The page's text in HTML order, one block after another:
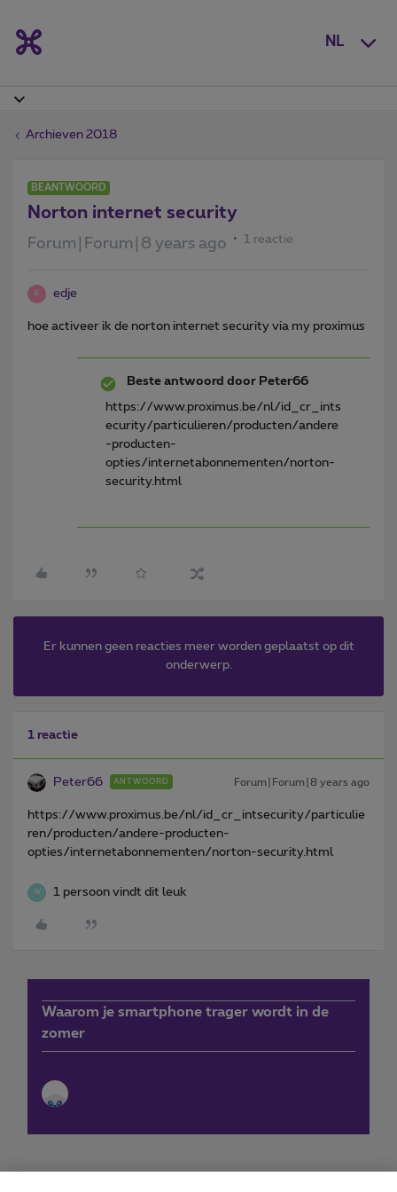
NL
Archieven 2018
BEANTWOORD
Norton internet security
Forum|Forum|8 years ago 1 reactie
E edje
hoe activeer ik de norton internet security via my proximus
Beste antwoord door Peter66
https://www.proximus.be/nl/id_cr_ints
ecurity/particulieren/producten/andere
-producten-
opties/internetabonnementen/norton-
security.html
Er kunnen geen reacties meer worden geplaatst op dit
onderwerp.
1 reactie
Peter66 ANTWOORD Forum|Forum|8 years ago
https://www.proximus.be/nl/id_cr_intsecurity/particulie
ren/producten/andere-producten-
opties/internetabonnementen/norton-security.html
W 1 persoon vindt dit leuk
Waarom je smartphone trager wordt in de
zomer